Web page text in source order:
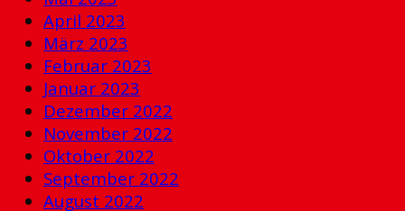
April 2023
März 2023
Februar 2023
Januar 2023
Dezember 2022
November 2022
Oktober 2022
September 2022
August 2022